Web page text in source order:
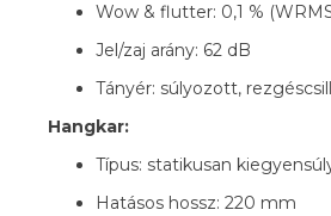
Wow & flutter: 0,1 %
Jel/zaj arány: 62 dB
Tányér: súlyozott,
Hangkar:
Típus: statikusan
Hatásos hossz: 220 mm